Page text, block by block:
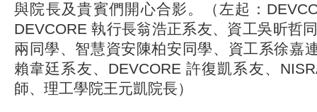
與院長及貴賓們開心合影。（左起：
DEVCORE 執行長翁浩正系友、資工吳昕哲
兩同學、智慧資安陳柏安同學、資工系徐嘉
賴韋廷系友、DEVCORE 許復凱系友、
師、理工學院王元凱院長）